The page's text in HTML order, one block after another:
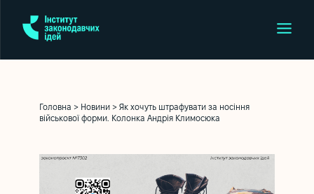
Головна > Новини > Як хочуть штрафувати за носіння
військової форми. Колонка Андрія Климосюка